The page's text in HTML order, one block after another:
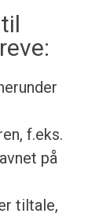
f.eks.
på
tiltale,